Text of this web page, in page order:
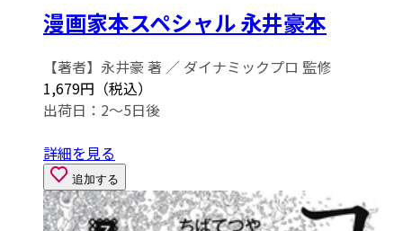
漫画家本スペシャル 永井豪本
【著者】永井豪 著 ／ ダイナミックプロ 監修
1,679円（税込）
出荷日：2～5日後
詳細を見る
追加する